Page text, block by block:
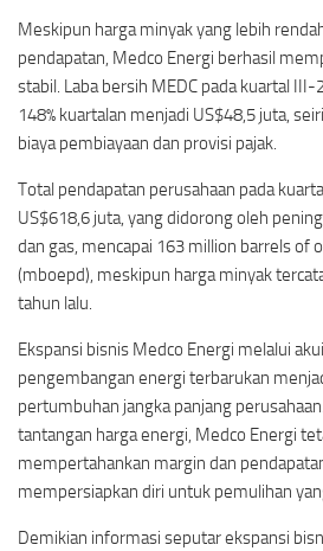
Meskipun harga minyak yang lebih
pendapatan, Medco Energi berhasil
stabil. Laba bersih MEDC pada kuartal
148% kuartalan menjadi US$48,5 juta,
biaya pembiayaan dan provisi pajak.
Total pendapatan perusahaan pada
US$618,6 juta, yang didorong oleh
dan gas, mencapai 163 million barrels of
(mboepd), meskipun harga minyak
tahun lalu.
Ekspansi bisnis Medco Energi melalui
pengembangan energi terbarukan
pertumbuhan jangka panjang
tantangan harga energi, Medco Energi
mempertahankan margin dan
mempersiapkan diri untuk pemulihan
Demikian informasi seputar ekspansi